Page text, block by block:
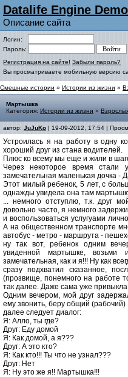
Datalife Engine Demo
Описание сайта
Логин:
Пароль:
Регистрация на сайте! Забыли пароль?
Вы просматриваете мобильную версию
Смешные истории » Истории из жизни »
Мартышка
Категория: Истории из жизни »
автор: JuJuKo | 19-09-2012, 17:54 |
Устроилась я на работу в одну
хороший друг из стана водителей.
Плюс ко всему мы еще и жили в
Через некоторое время
замечательная маленькая дочка -
Этот милый ребенок, 5 лет, с
однажды увидела она там
... немного отступлю, т.к. друг
довольно часто, я немного
и воспользоваться услугуами
А на общественном транспорте
автобус - метро - маршрута -
ну так вот, ребенок одним
увиденной мартышке,
замечательная, как и я!!! Ну как
сразу подхватил сказанное,
(прозвище, понемного на работе
так далее. Даже сама уже
Одним вечером, мой друг
ему звонить, беру общий
далее следует диалог:
Я: Алло, ты где?
Друг: Еду домой
Я: Как домой, а я???
Друг: А это кто?
Я: Как кто!!! Ты что не узнал???
Друг: Нет
Я: Ну это же я!! Мартышка!!!